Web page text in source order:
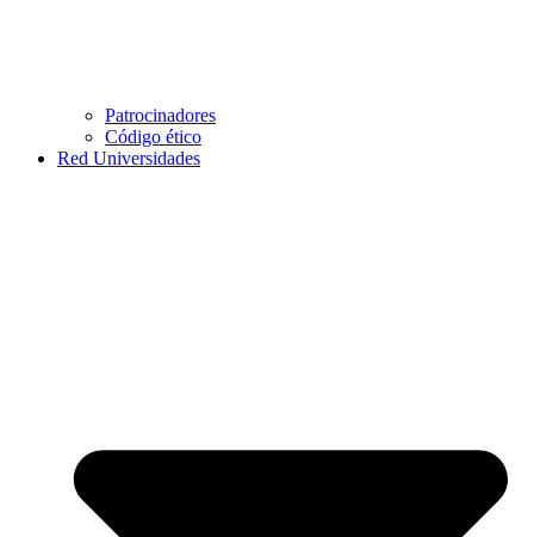
Patrocinadores
Código ético
Red Universidades